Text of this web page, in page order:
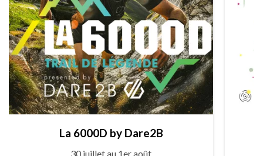
La 6000D by Dare2B
30 juillet au 1er août